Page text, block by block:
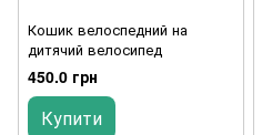
Кошик велоспедний на
дитячий велосипед
450.0 грн
Купити